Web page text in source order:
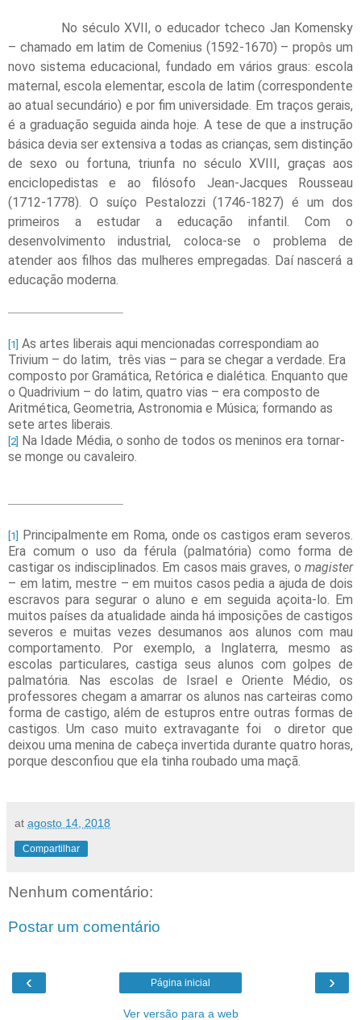
No século XVII, o educador tcheco Jan Komensky
– chamado em latim de Comenius (1592-1670) – propôs um
novo sistema educacional, fundado em vários graus: escola
maternal, escola elementar, escola de latim (correspondente
ao atual secundário) e por fim universidade. Em traços gerais,
é a graduação seguida ainda hoje. A tese de que a instrução
básica devia ser extensiva a todas as crianças, sem distinção
de sexo ou fortuna, triunfa no século XVIII, graças aos
enciclopedistas e ao filósofo Jean-Jacques Rousseau
(1712-1778). O suíço Pestalozzi (1746-1827) é um dos
primeiros a estudar a educação infantil. Com o
desenvolvimento industrial, coloca-se o problema de
atender aos filhos das mulheres empregadas. Daí nascerá a
educação moderna.
[1] As artes liberais aqui mencionadas correspondiam ao
Trivium – do latim, três vias – para se chegar a verdade. Era
composto por Gramática, Retórica e dialética. Enquanto que
o Quadrivium – do latim, quatro vias – era composto de
Aritmética, Geometria, Astronomia e Música; formando as
sete artes liberais.
[2] Na Idade Média, o sonho de todos os meninos era tornar-
se monge ou cavaleiro.
[1]
Principalmente em Roma, onde os castigos eram severos.
Era comum o uso da férula (palmatória) como forma de
castigar os indisciplinados. Em casos mais graves, o magister
– em latim, mestre – em muitos casos pedia a ajuda de dois
escravos para segurar o aluno e em seguida açoita-lo. Em
muitos países da atualidade ainda há imposições de castigos
severos e muitas vezes desumanos aos alunos com mau
comportamento. Por exemplo, a Inglaterra, mesmo as
escolas particulares, castiga seus alunos com golpes de
palmatória. Nas escolas de Israel e Oriente Médio, os
professores chegam a amarrar os alunos nas carteiras como
forma de castigo, além de estupros entre outras formas de
castigos. Um caso muito extravagante foi
o diretor que
deixou uma menina de cabeça invertida durante quatro horas,
porque desconfiou que ela tinha roubado uma maçã.
at agosto 14, 2018
Compartilhar
Nenhum comentário:
Postar um comentário
‹ ›
Página inicial
Ver versão para a web